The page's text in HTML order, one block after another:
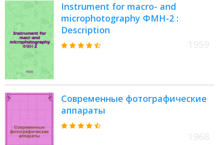
Instrument for macro- and
microphotography ФМН-2 :
Description
Современные фотографические
аппараты